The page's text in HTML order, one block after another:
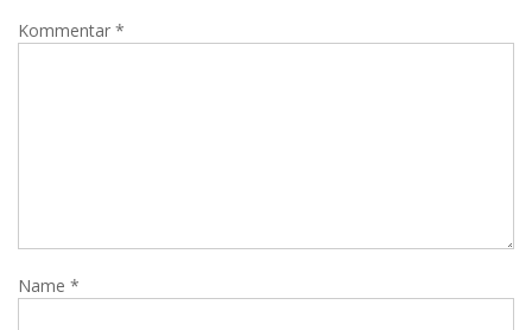
Kommentar *
Name *